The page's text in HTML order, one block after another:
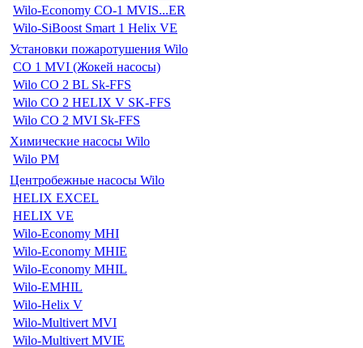
Wilo-Economy CO-1 MVIS...ER
Wilo-SiBoost Smart 1 Helix VE
Установки пожаротушения Wilo
CO 1 MVI (Жокей насосы)
Wilo CO 2 BL Sk-FFS
Wilo CO 2 HELIX V SK-FFS
Wilo CO 2 MVI Sk-FFS
Химические насосы Wilo
Wilo PM
Центробежные насосы Wilo
HELIX EXCEL
HELIX VE
Wilo-Economy MHI
Wilo-Economy MHIE
Wilo-Economy MHIL
Wilo-EMHIL
Wilo-Helix V
Wilo-Multivert MVI
Wilo-Multivert MVIE